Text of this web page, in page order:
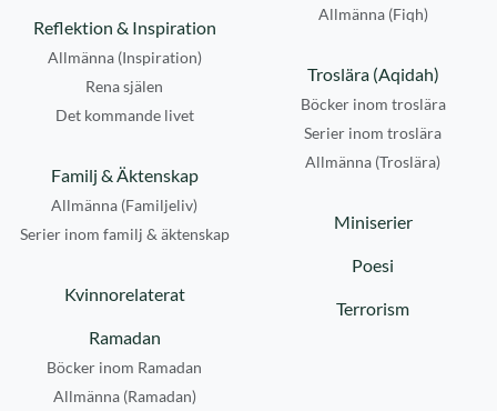
Allmänna (Fiqh)
Reflektion & Inspiration
Allmänna (Inspiration)
Rena själen
Det kommande livet
Troslära (Aqidah)
Böcker inom troslära
Serier inom troslära
Allmänna (Troslära)
Familj & Äktenskap
Allmänna (Familjeliv)
Serier inom familj & äktenskap
Miniserier
Poesi
Kvinnorelaterat
Terrorism
Ramadan
Böcker inom Ramadan
Allmänna (Ramadan)